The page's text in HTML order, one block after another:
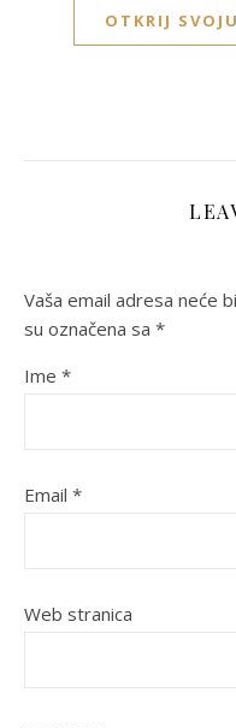
OTKRIJ
Vaša email adresa neće
su označena sa *
Ime *
Email *
Web stranica